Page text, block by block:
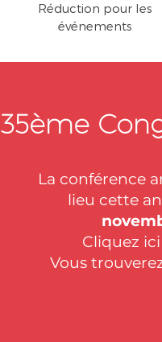
Réduction pour les
événements
35ème
La conférence
lieu cette
Cliquez
Vous